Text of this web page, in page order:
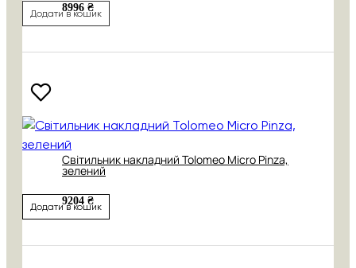
8996 ₴
Додати в кошик
Світильник накладний Tolomeo Micro Pinza,
зелений
9204 ₴
Додати в кошик